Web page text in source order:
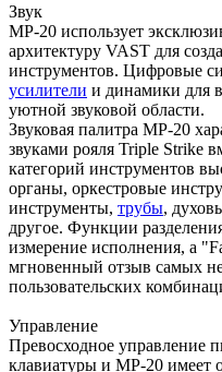
Звук
МР-20 использует
архитектуру VAST для
инструментов. Цифровые
усилители и динамики для
уютной звуковой области.
Звуковая палитра МР-20
звуками рояля Triple Strike
категорий инструментов
органы, оркестровые
инструменты, трубы,
другое. Функции
измерение исполнения, а
мгновенный отзыв самых
пользовательских
Управление
Превосходное управление
клавиатуры и МР-20 имеет